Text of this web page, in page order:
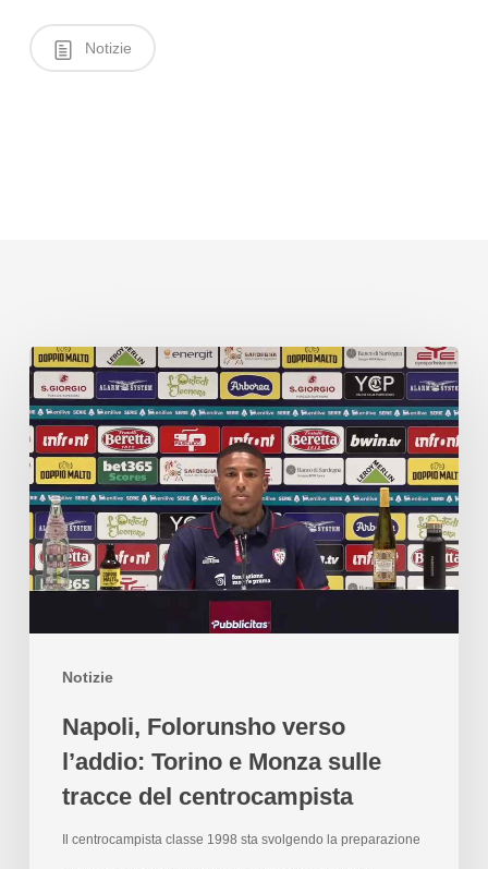
Notizie
Notizie
Napoli, Folorunsho verso
l’addio: Torino e Monza sulle
tracce del centrocampista
Il centrocampista classe 1998 sta svolgendo la preparazione